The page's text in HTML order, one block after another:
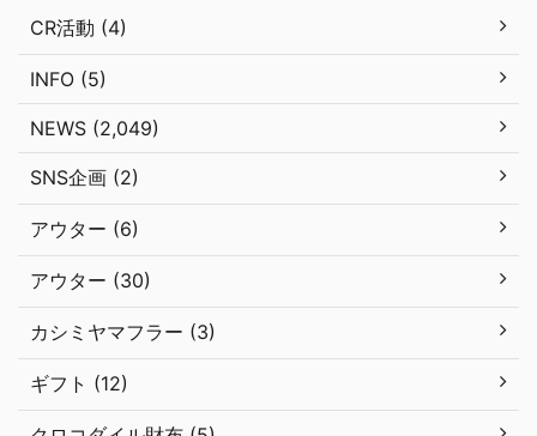
CR活動 (4)
INFO (5)
NEWS (2,049)
SNS企画 (2)
アウター (6)
アウター (30)
カシミヤマフラー (3)
ギフト (12)